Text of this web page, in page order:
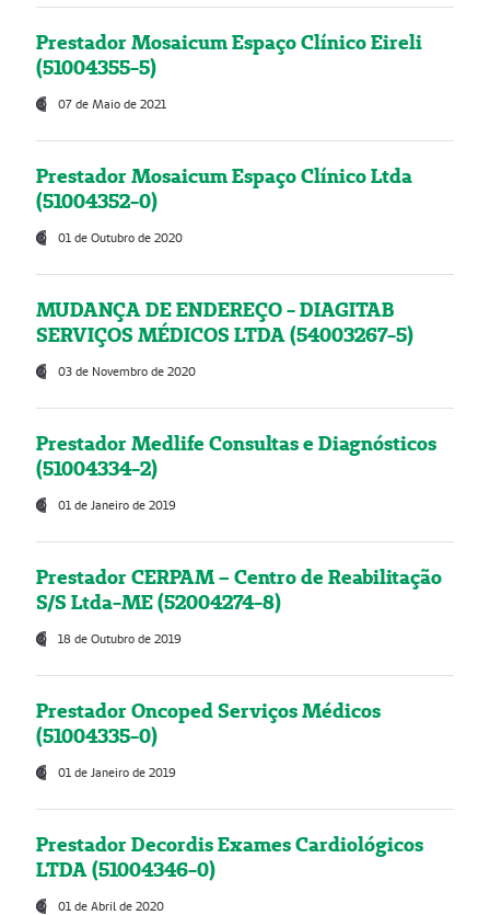
Prestador Mosaicum Espaço Clínico Eireli
(51004355-5)
07 de Maio de 2021
Prestador Mosaicum Espaço Clínico Ltda
(51004352-0)
01 de Outubro de 2020
MUDANÇA DE ENDEREÇO - DIAGITAB
SERVIÇOS MÉDICOS LTDA (54003267-5)
03 de Novembro de 2020
Prestador Medlife Consultas e Diagnósticos
(51004334-2)
01 de Janeiro de 2019
Prestador CERPAM – Centro de Reabilitação
S/S Ltda-ME (52004274-8)
18 de Outubro de 2019
Prestador Oncoped Serviços Médicos
(51004335-0)
01 de Janeiro de 2019
Prestador Decordis Exames Cardiológicos
LTDA (51004346-0)
01 de Abril de 2020